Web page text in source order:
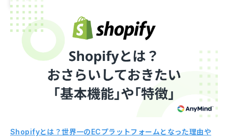
Shopifyとは？世界一のECプラットフォームとなった理由や